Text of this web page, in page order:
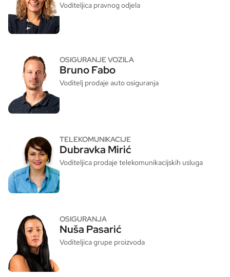
Voditeljica pravnog odjela
OSIGURANJE VOZILA
Bruno Fabo
Voditelj prodaje auto osiguranja
TELEKOMUNIKACIJE
Dubravka Mirić
Voditeljica prodaje telekomunikacijskih usluga
OSIGURANJA
Nuša Pasarić
Voditeljica grupe proizvoda